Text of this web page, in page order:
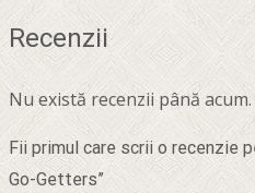
Recenzii
Nu există recenzii până acum.
Fii primul care scrii o recenzie
Go-Getters”